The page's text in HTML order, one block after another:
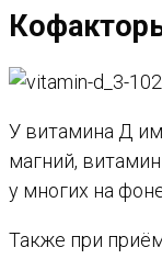
У витамина Д
магний,
у многих на
Также при